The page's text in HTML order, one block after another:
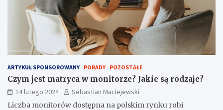
ARTYKUŁ SPONSOROWANY PORADY POZOSTAŁE
Czym jest matryca w monitorze? Jakie są rodzaje?
14 lutego 2024
Sebastian Maciejewski
Liczba monitorów dostępna na polskim rynku robi